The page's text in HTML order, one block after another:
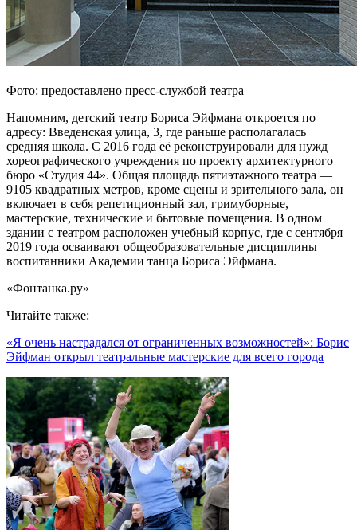
Фото: предоставлено пресс-службой театра
Напомним, детский театр Бориса Эйфмана откроется по
адресу: Введенская улица, 3, где раньше располагалась
средняя школа. С 2016 года её реконструировали для нужд
хореографического учреждения по проекту архитектурного
бюро «Студия 44». Общая площадь пятиэтажного театра —
9105 квадратных метров, кроме сцены и зрительного зала, он
включает в себя репетиционный зал, гримуборные,
мастерские, технические и бытовые помещения. В одном
здании с театром расположен учебный корпус, где с сентября
2019 года осваивают общеобразовательные дисциплины
воспитанники Академии танца Бориса Эйфмана.
«Фонтанка.ру»
Читайте также:
«Я очень настрадался от ограниченных возможностей»: Борис
Эйфман открыл театральные мастерские для всего города